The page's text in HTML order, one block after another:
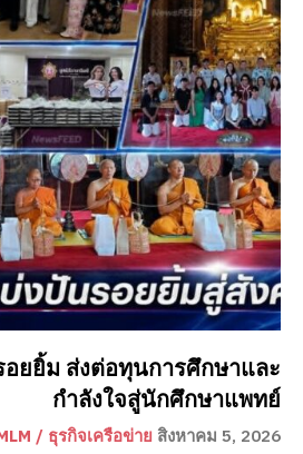
ยยิ้ม ส่งต่อทุนการศึกษาและ
กำลังใจสู่นักศึกษาแพทย์
/ ธุรกิจเครือข่าย สิงหาคม 5, 2026